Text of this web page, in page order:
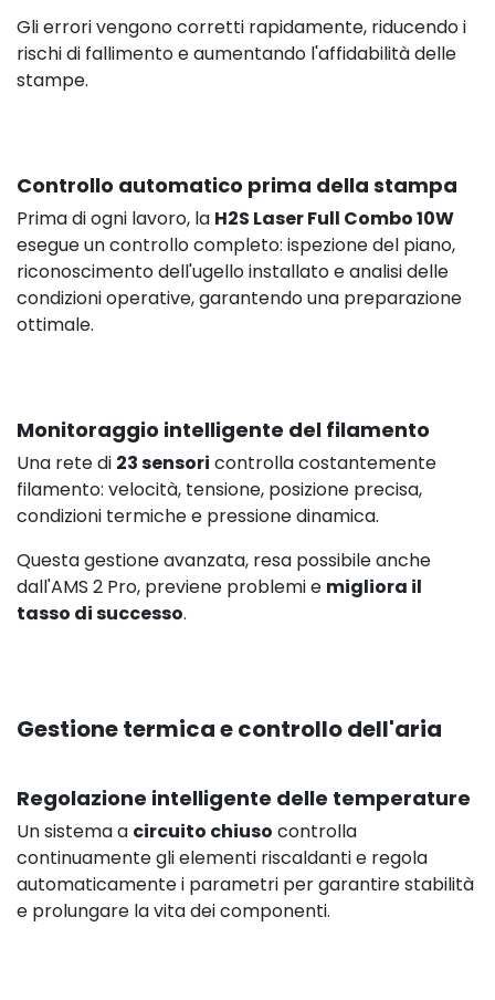
Gli errori vengono corretti rapidamente, riducendo i
rischi di fallimento e aumentando l'affidabilità delle
stampe.
Controllo automatico prima della stampa
Prima di ogni lavoro, la H2S Laser Full Combo 10W
esegue un controllo completo: ispezione del piano,
riconoscimento dell'ugello installato e analisi delle
condizioni operative, garantendo una preparazione
ottimale.
Monitoraggio intelligente del filamento
Una rete di 23 sensori controlla costantemente
filamento: velocità, tensione, posizione precisa,
condizioni termiche e pressione dinamica.
Questa gestione avanzata, resa possibile anche
dall'AMS 2 Pro, previene problemi e migliora il
tasso di successo.
Gestione termica e controllo dell'aria
Regolazione intelligente delle temperature
Un sistema a circuito chiuso controlla
continuamente gli elementi riscaldanti e regola
automaticamente i parametri per garantire stabilità
e prolungare la vita dei componenti.